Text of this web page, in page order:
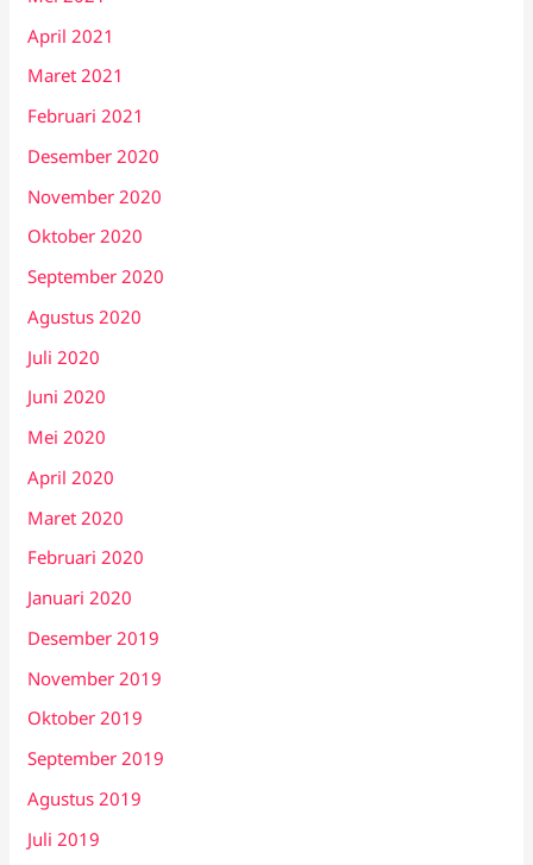
April 2021
Maret 2021
Februari 2021
Desember 2020
November 2020
Oktober 2020
September 2020
Agustus 2020
Juli 2020
Juni 2020
Mei 2020
April 2020
Maret 2020
Februari 2020
Januari 2020
Desember 2019
November 2019
Oktober 2019
September 2019
Agustus 2019
Juli 2019